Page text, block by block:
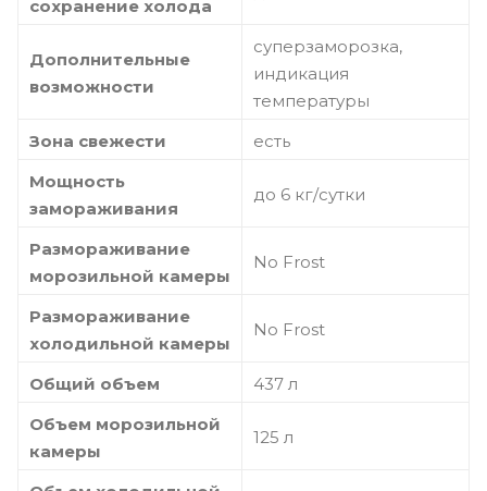
сохранение холода
Дополнительные
возможности
суперзаморозка,
индикация
температуры
Зона свежести
есть
Мощность
замораживания
до 6 кг/cутки
Размораживание
морозильной камеры
No Frost
Размораживание
холодильной камеры
No Frost
Общий объем
437 л
Объем морозильной
камеры
125 л